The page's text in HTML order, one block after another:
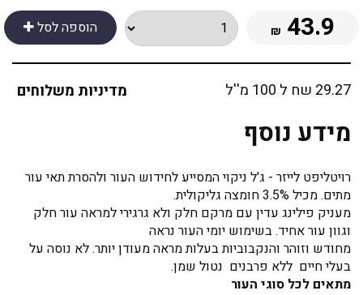
הוספה לסל
43.9
₪
29.27 שח ל 100 מ''ל מדיניות משלוחים
מידע נוסף
רויטליפט לייזר - ג'ל ניקוי המסייע לחידוש העור ולהסרת תאי עור
מתים. מכיל 3.5% חומצה גליקולית.
מעניק פילינג עדין עם מרקם חלק ולא גרגירי למראה עור חלק
וגוון עור אחיד. בשימוש יומי העור נראה
מחודש וזוהר והנקבוביות בעלות מראה מעודן יותר. לא נוסה על
בעלי חיים ללא פרבנים נטול שמן.
מתאים לכל סוגי העור